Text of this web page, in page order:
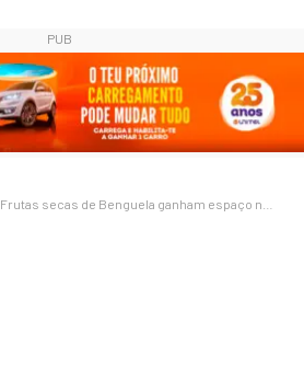
PUB
Frutas secas de Benguela ganham espaço na Europa com suporte logístico da DHL Express